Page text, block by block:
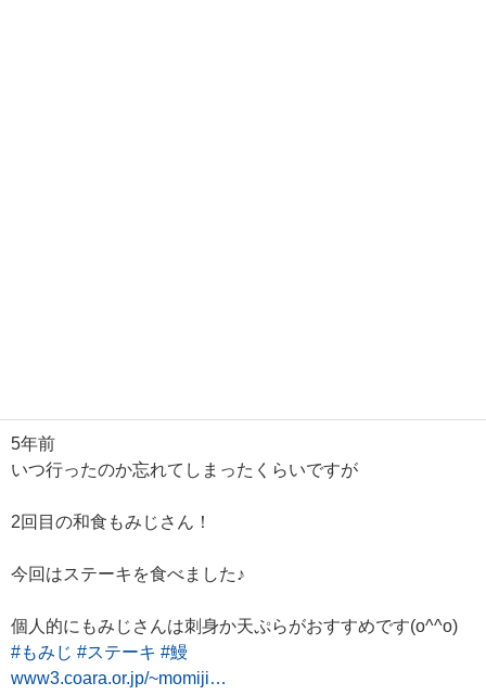
5年前
いつ行ったのか忘れてしまったくらいですが
2回目の和食もみじさん！
今回はステーキを食べました♪
個人的にもみじさんは刺身か天ぷらがおすすめです(o^^o)
#もみじ #ステーキ #鰻
www3.coara.or.jp/~momiji…